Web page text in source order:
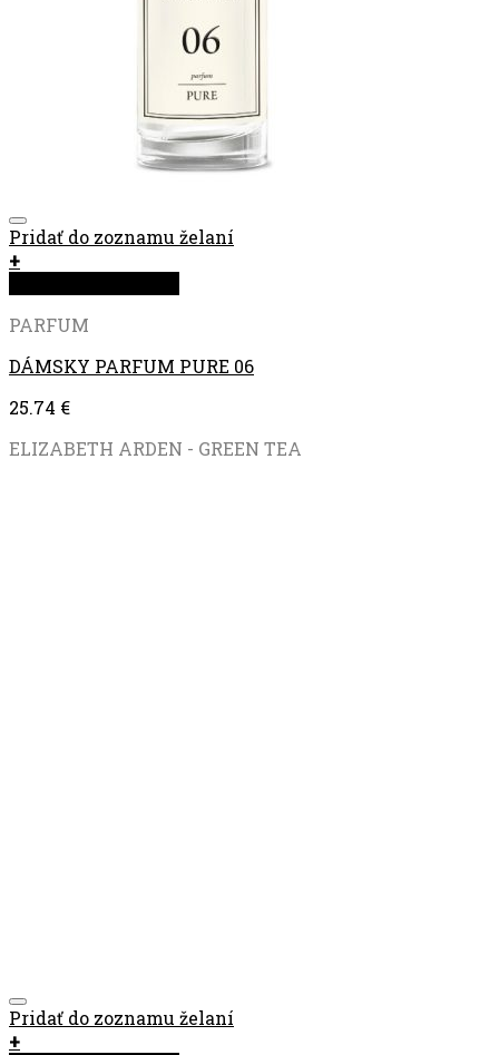
Pridať do zoznamu želaní
+
PARFUM
DÁMSKY PARFUM PURE 06
25.74 €
ELIZABETH ARDEN - GREEN TEA
Pridať do zoznamu želaní
+